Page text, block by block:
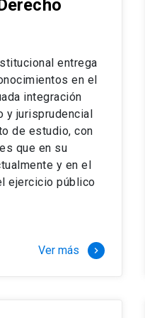
Los alumnos que
que permite concentrar
entre una variedad de
profesional. La
nacionales como
de la
y actualización de
complejos.
del área, tanto
nuestra
haciéndote
entrega
en el
integración
y jurisprudencial
de estudio, con
que en su
y en el
ejercicio público
Ver más keyboard_arrow_right